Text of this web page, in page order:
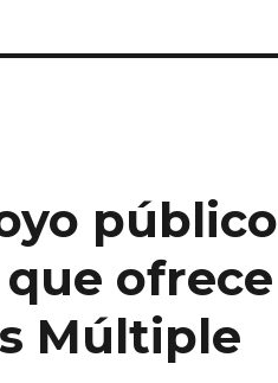
público
ofrece
Múltiple